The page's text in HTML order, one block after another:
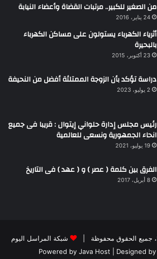
من الصغير للكبير.. مرتبات القضاة وأعضاء النيابة
24 يناير، 2016
أثرياء الكهرباء يستولون على مساكن الكهرباء
بالبحيرة
23 أكتوبر، 2015
دراسة تؤكد بأن الزوجة الممتلئة أفضل من النحيفة
2 يوليو، 2023
رئيس مجلس إدارة حلواني إيتوال : قريبا فى جميع
انحاء الجمهورية ونسعى للعالمية
19 يوليو، 2021
الفرق بين كلمة ( عصر ) و ( عهد ) فى التاريخ
8 أبريل، 2017
شبكة المراسل اليوم
Powered by Java Host | Designed by